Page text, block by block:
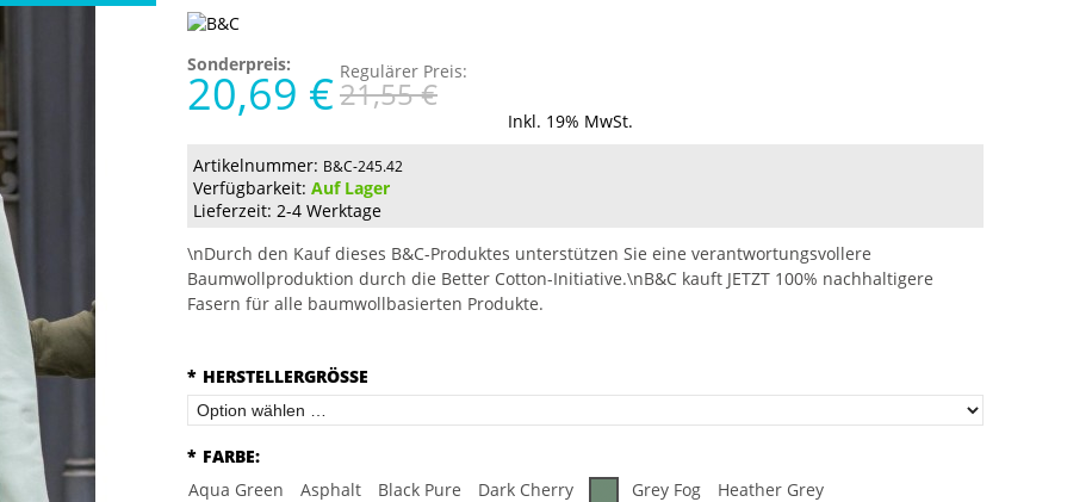
Sonderpreis:
20,69 € Regulärer Preis:
21,55 €
Inkl. 19% MwSt.
Artikelnummer: B&C-245.42
Verfügbarkeit: Auf Lager
Lieferzeit: 2-4 Werktage
\nDurch den Kauf dieses B&C-Produktes unterstützen Sie eine verantwortungsvollere
Baumwollproduktion durch die Better Cotton-Initiative.\nB&C kauft JETZT 100% nachhaltigere
Fasern für alle baumwollbasierten Produkte.
* HERSTELLERGRÖSSE
* FARBE:
Aqua Green
Asphalt Black Pure Dark Cherry Grey Fog
Heather Grey